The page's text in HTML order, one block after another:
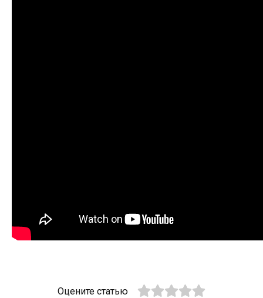
Оцените статью